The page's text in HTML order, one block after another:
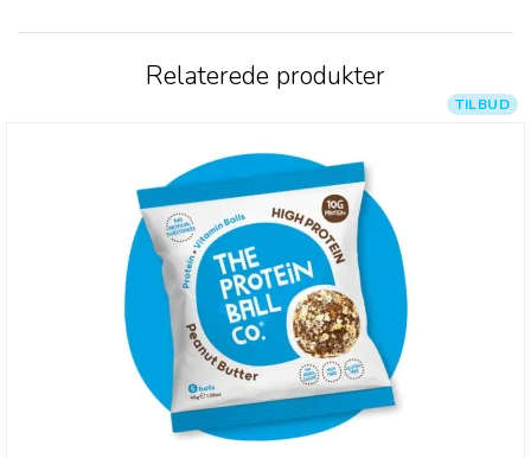
Relaterede produkter
TILBUD